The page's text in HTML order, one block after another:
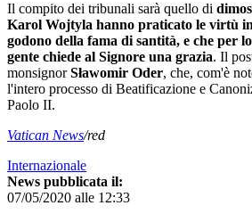
Il compito dei tribunali sarà quello di
Karol Wojtyla hanno praticato le virtù
godono della fama di santità, e che per
gente chiede al Signore una grazia. Il
monsignorSławomir Oder, che, com'è
l'intero processo di Beatificazione e
Paolo II.
Vatican News/red
Internazionale
News pubblicata il:
07/05/2020 alle 12:33